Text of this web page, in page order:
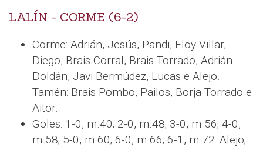
LALÍN - CORME (6-2)
Corme: Adrián, Jesús, Pandi, Eloy Villar,
Diego, Brais Corral, Brais Torrado, Adrián
Doldán, Javi Bermúdez, Lucas e Alejo.
Tamén: Brais Pombo, Pailos, Borja Torrado e
Aitor.
Goles: 1-0, m.40; 2-0, m.48; 3-0, m.56; 4-0,
m.58; 5-0, m.60; 6-0, m.66; 6-1, m.72: Alejo;